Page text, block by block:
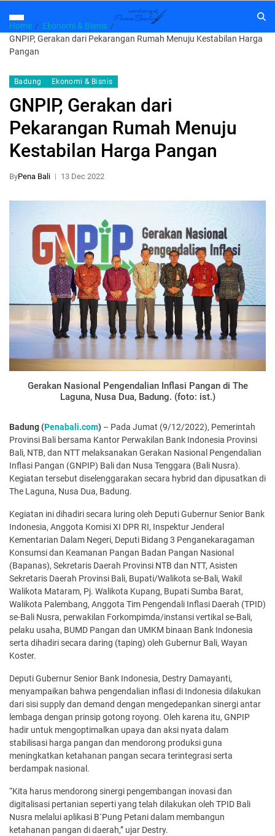
Home
Ekonomi & Bisnis
GNPIP, Gerakan dari Pekarangan Rumah Menuju Kestabilan Harga
Pangan
Badung Ekonomi & Bisnis
GNPIP, Gerakan dari
Pekarangan Rumah Menuju
Kestabilan Harga Pangan
ByPena Bali 13 Dec 2022
Gerakan Nasional Pengendalian Inflasi Pangan di The
Laguna, Nusa Dua, Badung. (foto: ist.)
Badung (Penabali.com) – Pada Jumat (9/12/2022), Pemerintah
Provinsi Bali bersama Kantor Perwakilan Bank Indonesia Provinsi
Bali, NTB, dan NTT melaksanakan Gerakan Nasional Pengendalian
Inflasi Pangan (GNPIP) Bali dan Nusa Tenggara (Bali Nusra).
Kegiatan tersebut diselenggarakan secara hybrid dan dipusatkan di
The Laguna, Nusa Dua, Badung.
Kegiatan ini dihadiri secara luring oleh Deputi Gubernur Senior Bank
Indonesia, Anggota Komisi XI DPR RI, Inspektur Jenderal
Kementarian Dalam Negeri, Deputi Bidang 3 Penganekaragaman
Konsumsi dan Keamanan Pangan Badan Pangan Nasional
(Bapanas), Sekretaris Daerah Provinsi NTB dan NTT, Asisten
Sekretaris Daerah Provinsi Bali, Bupati/Walikota se-Bali, Wakil
Walikota Mataram, Pj. Walikota Kupang, Bupati Sumba Barat,
Walikota Palembang, Anggota Tim Pengendali Inflasi Daerah (TPID)
se-Bali Nusra, perwakilan Forkompimda/instansi vertikal se-Bali,
pelaku usaha, BUMD Pangan dan UMKM binaan Bank Indonesia
serta dihadiri secara daring (taping) oleh Gubernur Bali, Wayan
Koster.
Deputi Gubernur Senior Bank Indonesia, Destry Damayanti,
menyampaikan bahwa pengendalian inflasi di Indonesia dilakukan
dari sisi supply dan demand dengan mengedepankan sinergi antar
lembaga dengan prinsip gotong royong. Oleh karena itu, GNPIP
hadir untuk mengoptimalkan upaya dan aksi nyata dalam
stabilisasi harga pangan dan mendorong produksi guna
meningkatkan ketahanan pangan secara terintegrasi serta
berdampak nasional.
“Kita harus mendorong sinergi pengembangan inovasi dan
digitalisasi pertanian seperti yang telah dilakukan oleh TPID Bali
Nusra melalui aplikasi B`Pung Petani dalam membangun
ketahanan pangan di daerah,” ujar Destry.